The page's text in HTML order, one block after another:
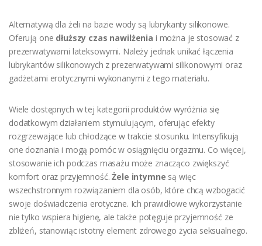
Alternatywą dla żeli na bazie wody są lubrykanty silikonowe.
Oferują one dłuższy czas nawilżenia i można je stosować z
prezerwatywami lateksowymi. Należy jednak unikać łączenia
lubrykantów silikonowych z prezerwatywami silikonowymi oraz
gadżetami erotycznymi wykonanymi z tego materiału.
Wiele dostępnych w tej kategorii produktów wyróżnia się
dodatkowym działaniem stymulującym, oferując efekty
rozgrzewające lub chłodzące w trakcie stosunku. Intensyfikują
one doznania i mogą pomóc w osiągnięciu orgazmu. Co więcej,
stosowanie ich podczas masażu może znacząco zwiększyć
komfort oraz przyjemność.Żele intymne są więc
wszechstronnym rozwiązaniem dla osób, które chcą wzbogacić
swoje doświadczenia erotyczne. Ich prawidłowe wykorzystanie
nie tylko wspiera higienę, ale także potęguje przyjemność ze
zbliżeń, stanowiąc istotny element zdrowego życia seksualnego.